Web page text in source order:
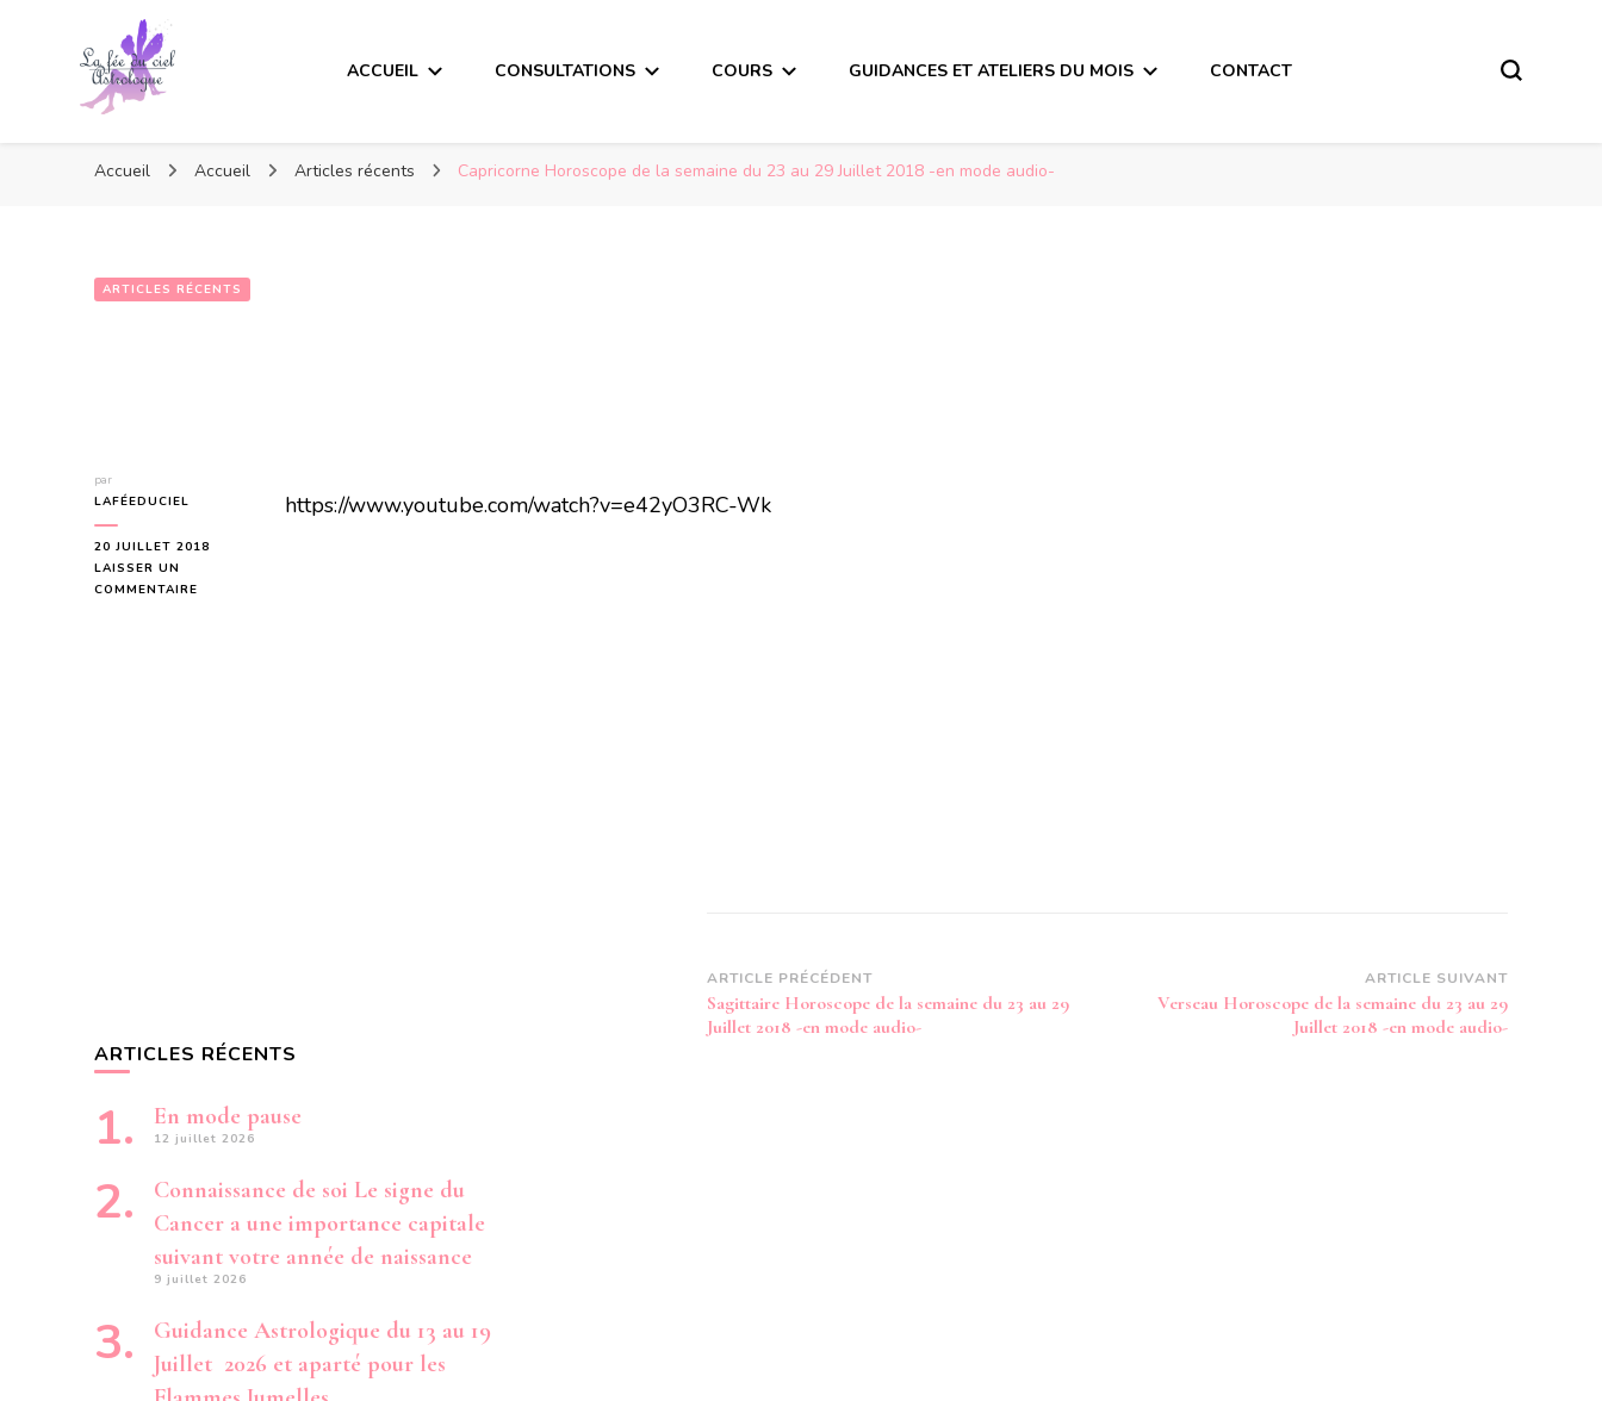
ACCUEIL CONSULTATIONS COURS GUIDANCES ET ATELIERS DU MOIS CONTACT
Accueil Accueil Articles récents Capricorne Horoscope de la semaine du 23 au 29 Juillet 2018 -en mode audio-
ARTICLES RÉCENTS
par
LAFÉEDUCIEL
20 JUILLET 2018
LAISSER UN
COMMENTAIRE
https://www.youtube.com/watch?v=e42yO3RC-Wk
Navigation
d’article
ARTICLE PRÉCÉDENT
Sagittaire Horoscope de la semaine du 23 au 29
Juillet 2018 -en mode audio-
ARTICLE SUIVANT
Verseau Horoscope de la semaine du 23 au 29
Juillet 2018 -en mode audio-
ARTICLES RÉCENTS
En mode pause
12 juillet 2026
Connaissance de soi Le signe du
Cancer a une importance capitale
suivant votre année de naissance
9 juillet 2026
Guidance Astrologique du 13 au 19
Juillet 2026 et aparté pour les